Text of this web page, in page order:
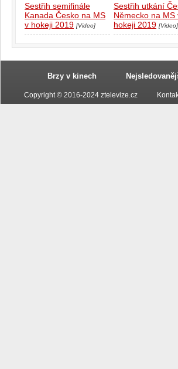
Sestřih semifinále
Kanada Česko na MS
v hokeji 2019 [Video]
Sestřih utkání
Německo na MS
hokeji 2019 [Video]
Brzy v kinech
Copyright © 2016-2024 ztelevize.cz